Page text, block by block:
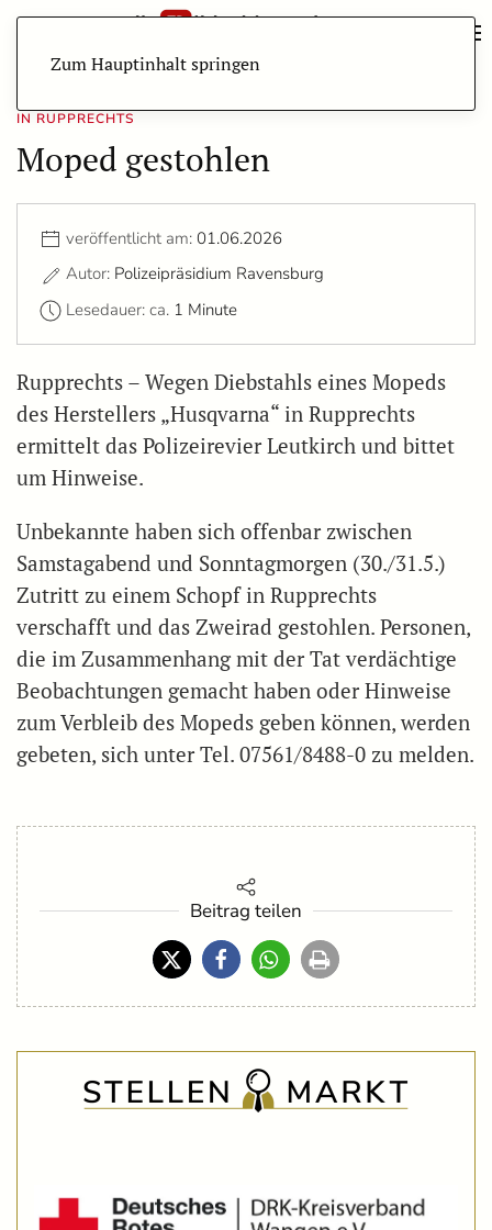
Zum Hauptinhalt springen
IN RUPPRECHTS
Moped gestohlen
veröffentlicht am: 01.06.2026
Autor: Polizeipräsidium Ravensburg
Lesedauer: ca. 1 Minute
Rupprechts – Wegen Diebstahls eines Mopeds
des Herstellers „Husqvarna“ in Rupprechts
ermittelt das Polizeirevier Leutkirch und bittet
um Hinweise.
Unbekannte haben sich offenbar zwischen
Samstagabend und Sonntagmorgen (30./31.5.)
Zutritt zu einem Schopf in Rupprechts
verschafft und das Zweirad gestohlen. Personen,
die im Zusammenhang mit der Tat verdächtige
Beobachtungen gemacht haben oder Hinweise
zum Verbleib des Mopeds geben können, werden
gebeten, sich unter Tel. 07561/8488-0 zu melden.
Beitrag teilen